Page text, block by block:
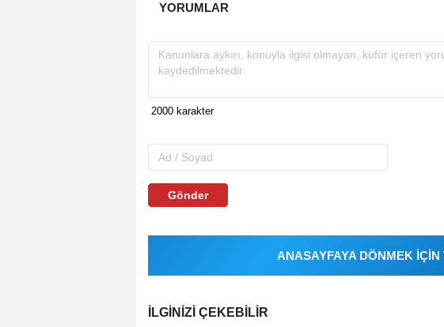
YORUMLAR
Gönder
ANASAYFAYA DÖNMEK İÇİN
İLGINIZI ÇEKEBILIR